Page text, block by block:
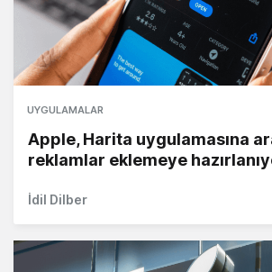
UYGULAMALAR
Apple, Harita uygulamasına
reklamlar eklemeye
İdil Dilber